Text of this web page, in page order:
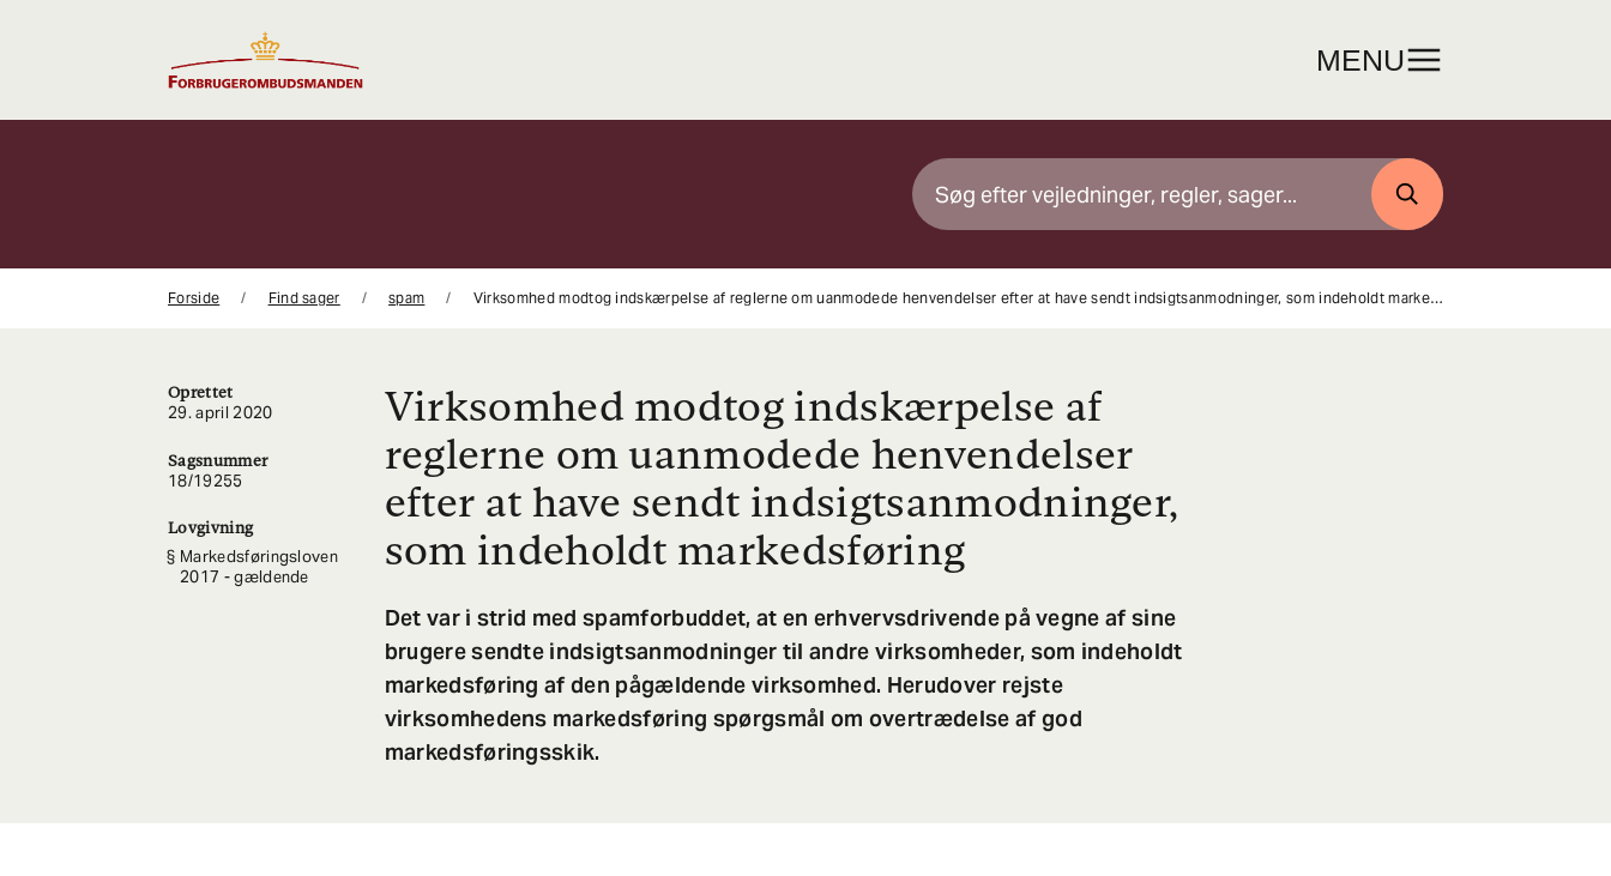
MENU
SØG
Forside Find sager spam Virksomhed modtog indskærpelse af reglerne om uanmodede henvendelser efter at have sendt indsigtsanmodninger, som indeholdt markedsføring
Oprettet
29. april 2020
Sagsnummer
18/19255
Lovgivning
Markedsføringsloven
2017 - gældende
Virksomhed modtog indskærpelse af
reglerne om uanmodede henvendelser
efter at have sendt indsigtsanmodninger,
som indeholdt markedsføring
Det var i strid med spamforbuddet, at en erhvervsdrivende på vegne af sine
brugere sendte indsigtsanmodninger til andre virksomheder, som indeholdt
markedsføring af den pågældende virksomhed. Herudover rejste
virksomhedens markedsføring spørgsmål om overtrædelse af god
markedsføringsskik.